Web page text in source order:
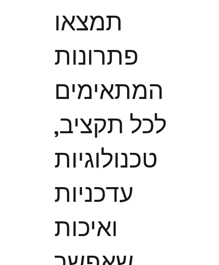
תמצאו
פתרונות
המתאימים
לכל תקציב,
טכנולוגיות
עדכניות
ואיכות